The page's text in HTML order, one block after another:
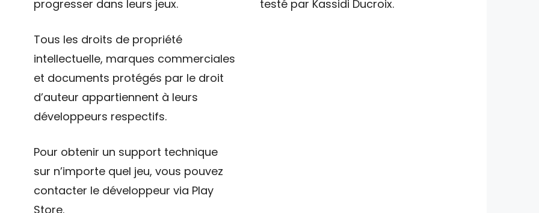
progresser dans leurs jeux.
Tous les droits de propriété
intellectuelle, marques commerciales
et documents protégés par le droit
d’auteur appartiennent à leurs
développeurs respectifs.
Pour obtenir un support technique
sur n’importe quel jeu, vous pouvez
contacter le développeur via Play
Store.
testé par Kassidi Ducroix.